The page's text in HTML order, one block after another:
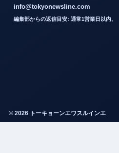
info@tokyonewsline.com
編集部からの返信目安: 通常1営業日以内。
© 2026 トーキョーンエワスルインエ